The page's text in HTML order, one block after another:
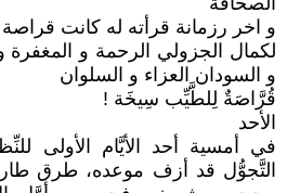
و اخر رزمانة قرأته له كانت
لكمال الجزولي الرحمة و المغفرة
و السودان العزاء و السلوان
قُرَّاصَةٌ لِلطَّيِّب سِيخَة !
الأحد
في أمسية أحد الأيَّام الأولى
التَّجوُّل قد أزف موعده، طرق